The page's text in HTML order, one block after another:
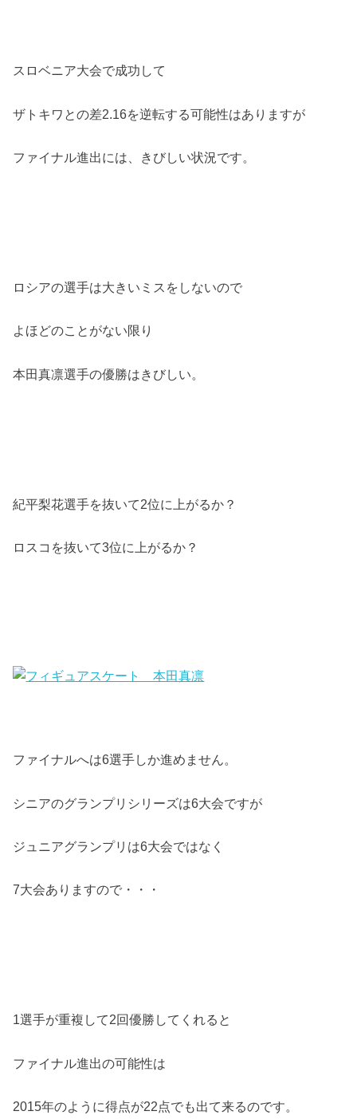
スロベニア大会で成功して
ザトキワとの差2.16を逆転する可能性はありますが
ファイナル進出には、きびしい状況です。
ロシアの選手は大きいミスをしないので
よほどのことがない限り
本田真凛選手の優勝はきびしい。
紀平梨花選手を抜いて2位に上がるか？
ロスコを抜いて3位に上がるか？
ファイナルへは6選手しか進めません。
シニアのグランプリシリーズは6大会ですが
ジュニアグランプリは6大会ではなく
7大会ありますので・・・
1選手が重複して2回優勝してくれると
ファイナル進出の可能性は
2015年のように得点が22点でも出て来るのです。